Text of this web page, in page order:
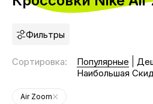
Фильтры
Сортировка: Популярные
Наибольшая
Air Zoom